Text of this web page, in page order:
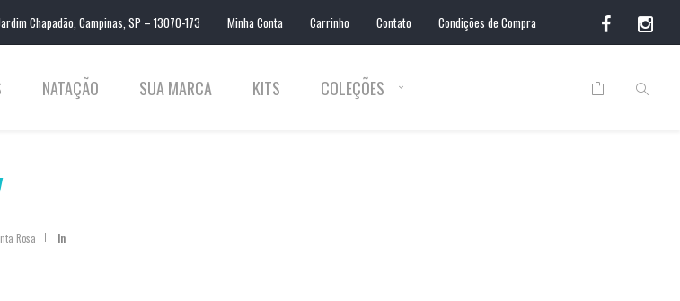
Chapadão, Campinas, SP – 13070-173 Minha Conta Carrinho Contato Condições de Compra
NATAÇÃO SUA MARCA KITS COLEÇÕES
Rosa In